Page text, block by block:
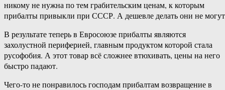
никому не нужна по тем грабительским ценам, к которым
прибалты привыкли при СССР. А дешевле делать они не
В результате теперь в Евросоюзе прибалты являются
захолустной периферией, главным продуктом которой стала
русофобия. А этот товар всё сложнее втюхивать, цены на него
быстро падают.
Чего-то не понравилось господам прибалтам возвращение в